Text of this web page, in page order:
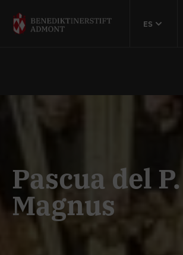
ES
Pascua del P.
Magnus